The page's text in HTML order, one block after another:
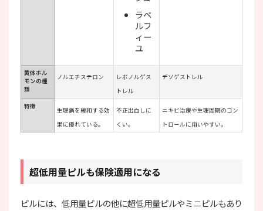
ラベ
ルフ
ィー
ユ
黄体ホル
モンの種
類
ノルエチステロン
レボノルゲス
トレル
デソゲストレル
特徴
生理痛を緩和する効
果に優れている。
不正出血しに
くい。
ニキビ治療や生理周期のコン
トロールに用いやすい。
超低用量ピルも保険適用になる
ピルには、低用量ピルの他に超低用量ピルやミニピルもあり